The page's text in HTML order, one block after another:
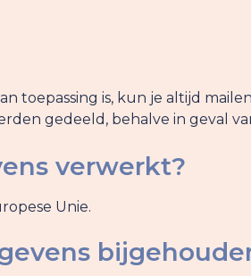
toepassing is, kun je altijd
gedeeld, behalve in geval
verwerkt?
Unie.